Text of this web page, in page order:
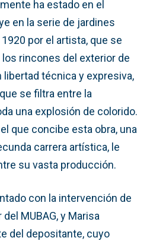
ha estado en el
en la serie de jardines
por el artista, que se
rincones del exterior de
libertad técnica y expresiva,
se filtra entre la
una explosión de colorido.
que concibe esta obra, una
carrera artística, le
su vasta producción.
con la intervención de
MUBAG, y Marisa
del depositante, cuyo